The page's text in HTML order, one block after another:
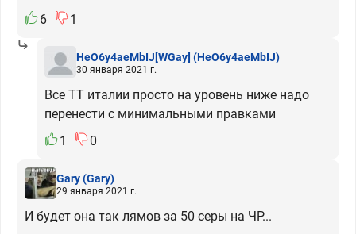
6
1
HeO6y4aeMbIJ[WGay] (HeO6y4aeMbIJ)
30 января 2021 г.
Все ТТ италии просто на уровень ниже надо
перенести с минимальными правками
1
0
Gary(Gary)
29 января 2021 г.
И будет она так лямов за 50 серы на ЧР...